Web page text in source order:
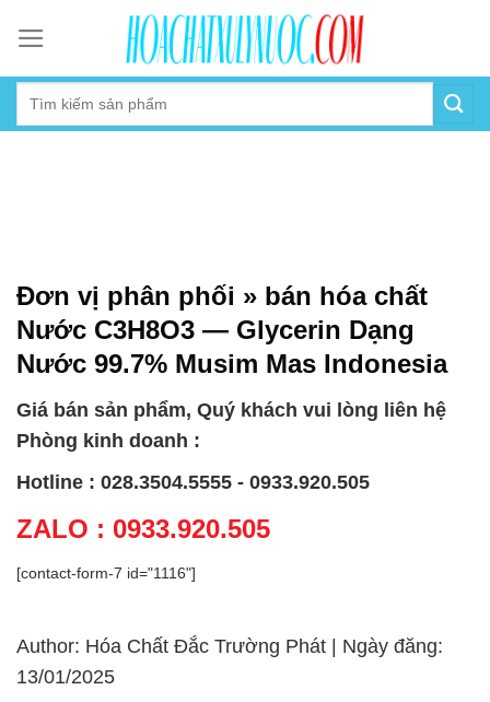
content
Đơn vị phân phối » bán hóa chất
Nước C3H8O3 — Glycerin Dạng
Nước 99.7% Musim Mas Indonesia
Giá bán sản phẩm, Quý khách vui lòng liên hệ
Phòng kinh doanh :
Hotline : 028.3504.5555 - 0933.920.505
ZALO : 0933.920.505
[contact-form-7 id="1116"]
Author: Hóa Chất Đắc Trường Phát | Ngày đăng:
13/01/2025